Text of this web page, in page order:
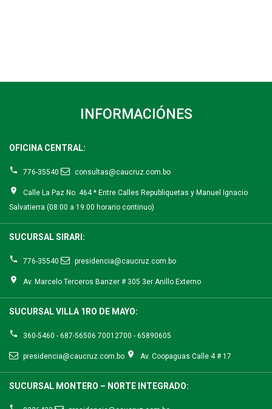
INFORMACIÓNES
OFICINA CENTRAL:
776-35540 consultas@caucruz.com.bo
Calle La Paz No. 464 * Entre Calles Republiquetas y Manuel Ignacio
Salvatierra (08:00 a 19:00 horario continuo)
SUCURSAL SIRARI:
776-35540 presidencia@caucruz.com.bo
Av. Marcelo Terceros Banzer # 305 3er Anillo Externo
SUCURSAL VILLA 1RO DE MAYO:
360-5460 - 687-56506 70012700 - 65890605
presidencia@caucruz.com.bo Av. Coopaguas Calle 4 # 17
SUCURSAL MONTERO – NORTE INTEGRADO: